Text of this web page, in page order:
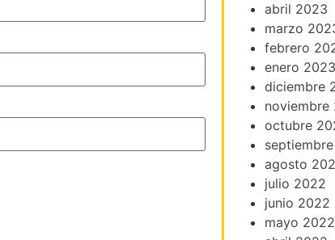
abril 2023
marzo
febrero
enero 2023
diciembre
noviembre
octubre
agosto
julio 2022
junio 2022
mayo 2022